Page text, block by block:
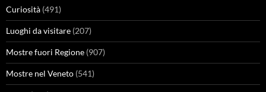
Curiosità (491)
Luoghi da visitare (207)
Mostre fuori Regione (907)
Mostre nel Veneto (541)